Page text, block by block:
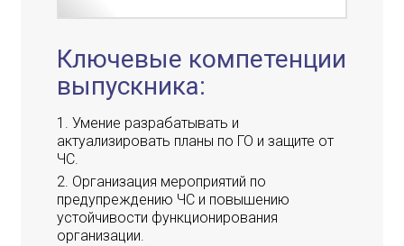
Ключевые компетенции
выпускника:
Умение разрабатывать и
актуализировать планы по ГО и защите от
ЧС.
Организация мероприятий по
предупреждению ЧС и повышению
устойчивости функционирования
организации.